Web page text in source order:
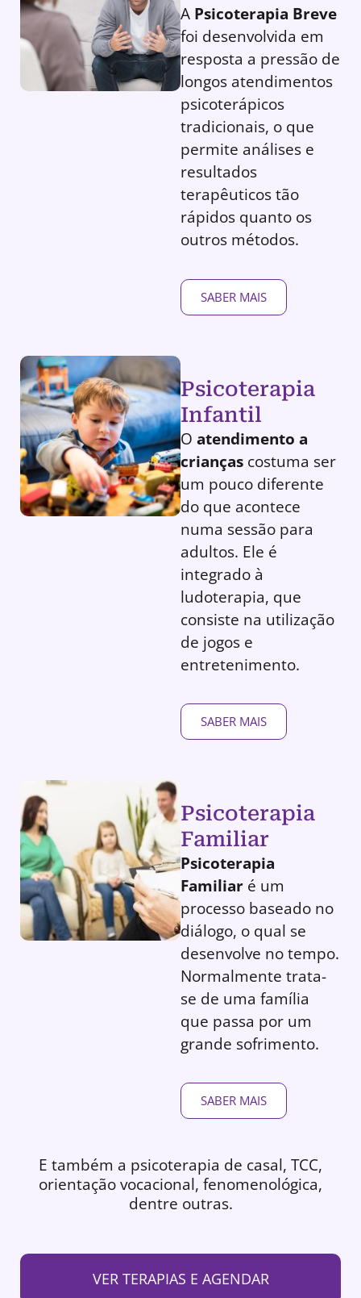
A Psicoterapia Breve
foi desenvolvida em
resposta a pressão de
longos atendimentos
psicoterápicos
tradicionais, o que
permite análises e
resultados
terapêuticos tão
rápidos quanto os
outros métodos.
SABER MAIS
Psicoterapia
Infantil
O atendimento a
crianças costuma ser
um pouco diferente
do que acontece
numa sessão para
adultos. Ele é
integrado à
ludoterapia, que
consiste na utilização
de jogos e
entretenimento.
SABER MAIS
Psicoterapia
Familiar
Psicoterapia
Familiar é um
processo baseado no
diálogo, o qual se
desenvolve no tempo.
Normalmente trata-
se de uma família
que passa por um
grande sofrimento.
SABER MAIS
E também a psicoterapia de casal, TCC,
orientação vocacional, fenomenológica,
dentre outras.
VER TERAPIAS E AGENDAR